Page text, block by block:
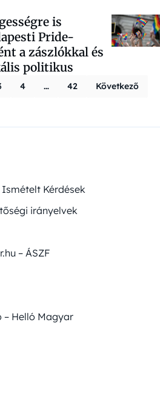
is
Pride-
a zászlókkal és
politikus
Bejegyzések
4 … 42 Következő
Kérdések
irányelvek
– ÁSZF
– Helló Magyar